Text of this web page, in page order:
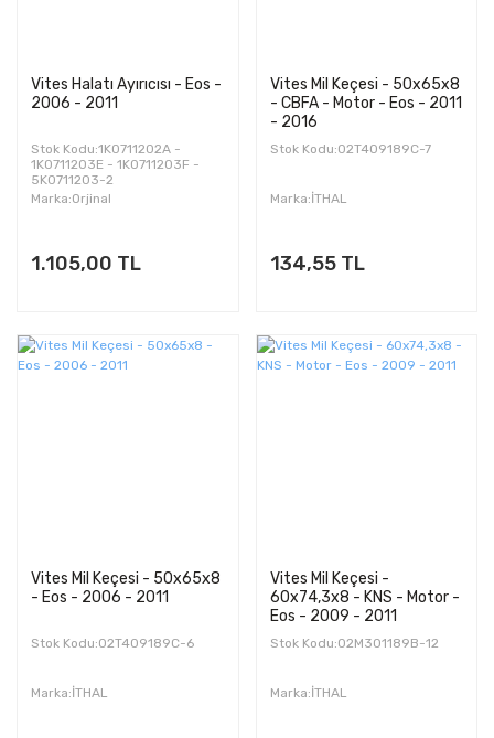
Vites Halatı Ayırıcısı - Eos -
2006 - 2011
Stok Kodu:1K0711202A -
1K0711203E - 1K0711203F -
5K0711203-2
Marka:Orjinal
1.105,00 TL
Vites Mil Keçesi - 50x65x8
- CBFA - Motor - Eos - 2011
- 2016
Stok Kodu:02T409189C-7
Marka:İTHAL
134,55 TL
Vites Mil Keçesi - 50x65x8
- Eos - 2006 - 2011
Stok Kodu:02T409189C-6
Marka:İTHAL
Vites Mil Keçesi -
60x74,3x8 - KNS - Motor -
Eos - 2009 - 2011
Stok Kodu:02M301189B-12
Marka:İTHAL